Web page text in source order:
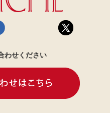
わせください